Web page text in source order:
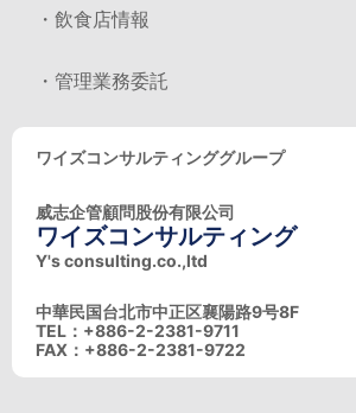
・飲食店情報
・管理業務委託
ワイズコンサルティンググループ
威志企管顧問股份有限公司
ワイズコンサルティング
Y's consulting.co.,ltd
中華民国台北市中正区襄陽路9号8F
TEL：+886-2-2381-9711
FAX：+886-2-2381-9722